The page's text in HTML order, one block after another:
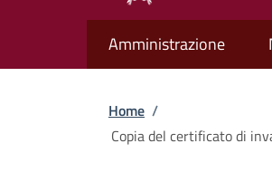
Amministrazione
Briciole di
Home /
Copia del certificato di